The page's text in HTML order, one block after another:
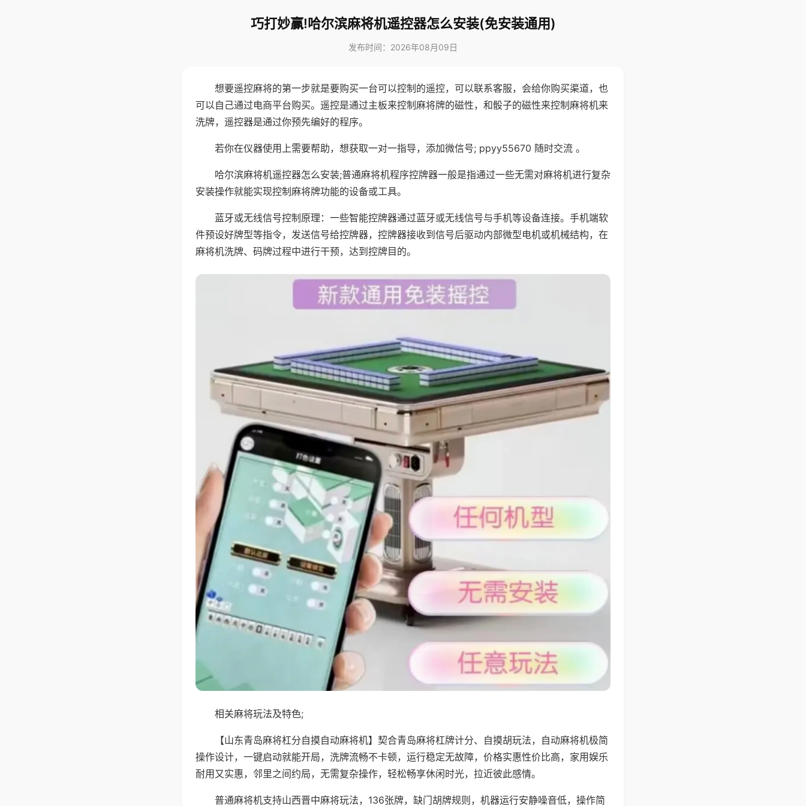
巧打妙赢!哈尔滨麻将机遥控器怎么安装(免安装通用)
发布时间：2026年08月09日
想要遥控麻将的第一步就是要购买一台可以控制的遥控，可以联系客服，会给你购买渠道，也
可以自己通过电商平台购买。遥控是通过主板来控制麻将牌的磁性，和骰子的磁性来控制麻将机来
洗牌，遥控器是通过你预先编好的程序。
若你在仪器使用上需要帮助，想获取一对一指导，添加微信号; ppyy55670 随时交流 。
哈尔滨麻将机遥控器怎么安装;普通麻将机程序控牌器一般是指通过一些无需对麻将机进行复杂
安装操作就能实现控制麻将牌功能的设备或工具。
蓝牙或无线信号控制原理：一些智能控牌器通过蓝牙或无线信号与手机等设备连接。手机端软
件预设好牌型等指令，发送信号给控牌器，控牌器接收到信号后驱动内部微型电机或机械结构，在
麻将机洗牌、码牌过程中进行干预，达到控牌目的。
相关麻将玩法及特色;
【山东青岛麻将杠分自摸自动麻将机】契合青岛麻将杠牌计分、自摸胡玩法，自动麻将机极简
操作设计，一键启动就能开局，洗牌流畅不卡顿，运行稳定无故障，价格实惠性价比高，家用娱乐
耐用又实惠，邻里之间约局，无需复杂操作，轻松畅享休闲时光，拉近彼此感情。
普通麻将机支持山西晋中麻将玩法，136张牌，缺门胡牌规则，机器运行安静噪音低，操作简